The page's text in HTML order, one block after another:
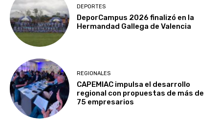
DEPORTES
DeporCampus 2026 finalizó en la
Hermandad Gallega de Valencia
REGIONALES
CAPEMIAC impulsa el desarrollo
regional con propuestas de más de
75 empresarios